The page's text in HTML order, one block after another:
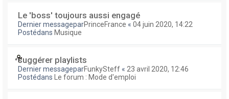
Le 'boss' toujours aussi engagé
Dernier messageparPrinceFrance « 04 juin 2020, 14:22
Postédans Musique
suggérer playlists
Dernier messageparFunkySteff « 23 avril 2020, 12:46
Postédans
Le forum : Mode d'emploi